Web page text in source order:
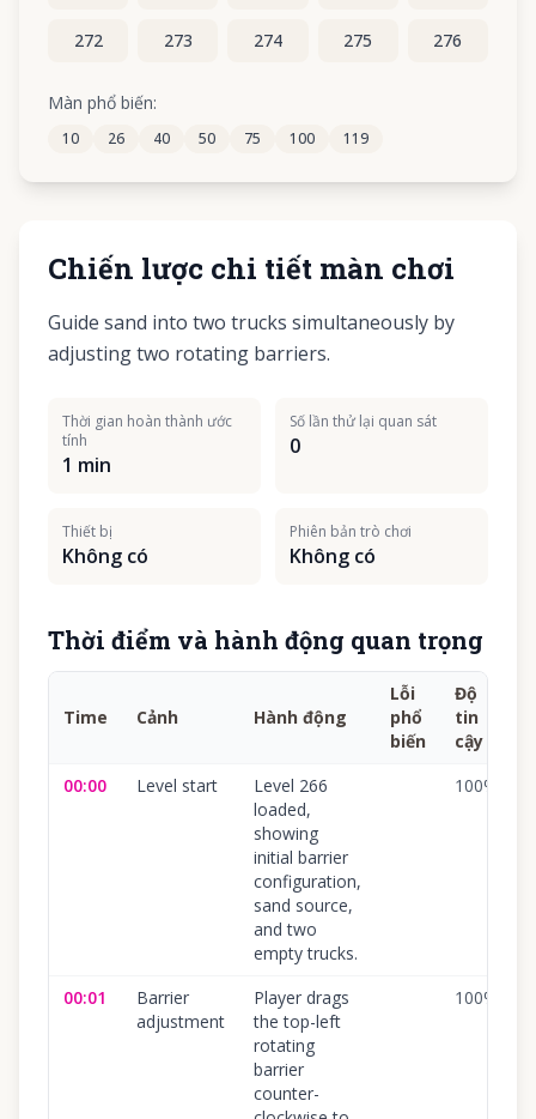
272 273 274 275 276
277
282 283 284 285
Màn phổ biến:
10 26 40 50 75 100 119
Chiến lược chi tiết màn chơi
Guide sand into two trucks simultaneously by
adjusting two rotating barriers.
Thời gian hoàn thành ước
tính
1 min
Số lần thử lại quan sát
0
Thiết bị
Không có
Phiên bản trò chơi
Không có
Thời điểm và hành động quan trọng
Time Cảnh Hành động
Lỗi
phổ
biến
Độ
tin
cậy
00:00
Level start
Level 266
loaded,
showing
initial barrier
configuration,
sand source,
and two
empty trucks.
100%
00:01
Barrier
adjustment
Player drags
the top-left
rotating
barrier
counter-
100%